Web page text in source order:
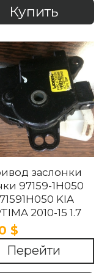
Купить
заслонки
97159-1H050
KIA
2010-15 1.7
$
Перейти